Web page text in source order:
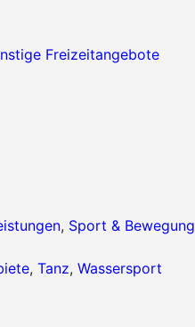
Freizeitangebote
, Sport & Bewegung
, Tanz, Wassersport